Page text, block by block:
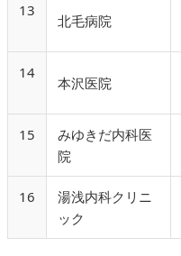
13
北毛病院
14
本沢医院
15
みゆきだ内科医
院
16
湯浅内科クリニ
ック